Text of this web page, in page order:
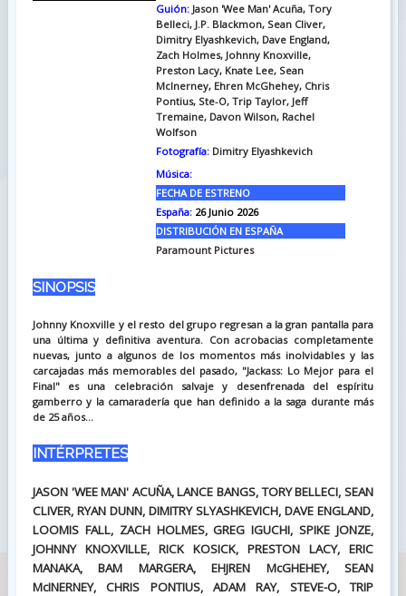
Guión:Jason 'Wee Man' Acuña, Tory
Belleci, J.P. Blackmon, Sean Cliver,
Dimitry Elyashkevich, Dave England,
Zach Holmes, Johnny Knoxville,
Preston Lacy, Knate Lee, Sean
McInerney, Ehren McGhehey, Chris
Pontius, Ste-O, Trip Taylor, Jeff
Tremaine, Davon Wilson, Rachel
Wolfson
Fotografía:Dimitry Elyashkevich
Música:
FECHA DE ESTRENO
España:26 Junio 2026
DISTRIBUCIÓN EN ESPAÑA
Paramount Pictures
SINOPSIS
Johnny Knoxville y el resto del grupo regresan a la gran pantalla para
una última y definitiva aventura. Con acrobacias completamente
nuevas, junto a algunos de los momentos más inolvidables y las
carcajadas más memorables del pasado, "Jackass: Lo Mejor para el
Final" es una celebración salvaje y desenfrenada del espíritu
gamberro y la camaradería que han definido a la saga durante más
de 25 años...
INTÉRPRETES
JASON 'WEE MAN' ACUÑA, LANCE BANGS, TORY BELLECI, SEAN
CLIVER, RYAN DUNN, DIMITRY SLYASHKEVICH, DAVE ENGLAND,
LOOMIS FALL, ZACH HOLMES, GREG IGUCHI, SPIKE JONZE,
JOHNNY KNOXVILLE, RICK KOSICK, PRESTON LACY, ERIC
MANAKA, BAM MARGERA, EHJREN McGHEHEY, SEAN
McINERNEY, CHRIS PONTIUS, ADAM RAY, STEVE-O, TRIP